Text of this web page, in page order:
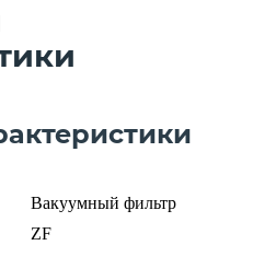
Вакуумный фильтр
ZF